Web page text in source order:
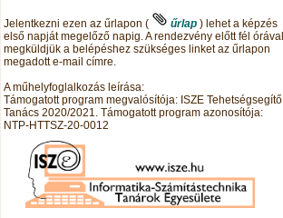
Jelentkezni ezen az űrlapon ( űrlap ) lehet a képzés
első napját megelőző napig. A rendezvény előtt fél órával
megküldjük a belépéshez szükséges linket az űrlapon
megadott e-mail címre.
A műhelyfoglalkozás leírása:
Támogatott program megvalósítója: ISZE Tehetségsegítő
Tanács 2020/2021. Támogatott program azonosítója:
NTP-HTTSZ-20-0012